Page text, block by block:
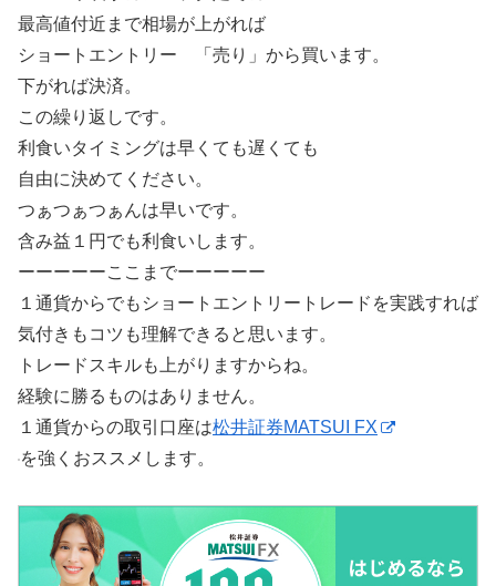
最高値付近まで相場が上がれば
ショートエントリー 「売り」から買います。
下がれば決済。
この繰り返しです。
利食いタイミングは早くても遅くても
自由に決めてください。
つぁつぁつぁんは早いです。
含み益１円でも利食いします。
ーーーーーここまでーーーーー
１通貨からでもショートエントリートレードを実践すれば
気付きもコツも理解できると思います。
トレードスキルも上がりますからね。
経験に勝るものはありません。
１通貨からの取引口座は松井証券MATSUI FX
を強くおススメします。